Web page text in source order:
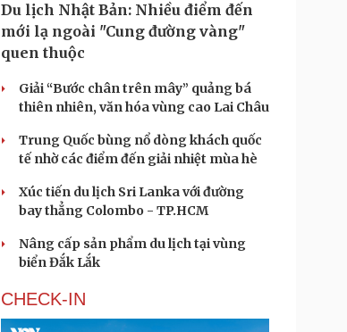
Podcast
Câu chuyện thời sự
Cửa sổ tình yêu
Kể chuyện cho bé
Hạt giống tâm hồn
Du lịch Nhật Bản: Nhiều điểm đến
mới lạ ngoài "Cung đường vàng"
quen thuộc
Giải “Bước chân trên mây” quảng bá
thiên nhiên, văn hóa vùng cao Lai Châu
Trung Quốc bùng nổ dòng khách quốc
tế nhờ các điểm đến giải nhiệt mùa hè
Xúc tiến du lịch Sri Lanka với đường
bay thẳng Colombo - TP.HCM
Nâng cấp sản phẩm du lịch tại vùng
biển Đắk Lắk
CHECK-IN